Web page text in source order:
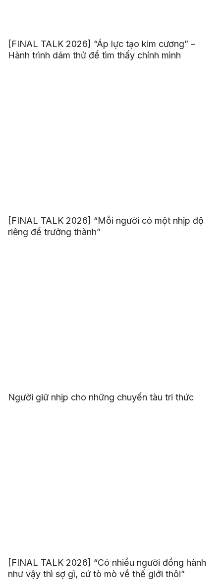
[FINAL TALK 2026] “Áp lực tạo kim cương” –
Hành trình dám thử để tìm thấy chính mình
[FINAL TALK 2026] “Mỗi người có một nhịp độ
riêng để trưởng thành”
Người giữ nhịp cho những chuyến tàu tri thức
[FINAL TALK 2026] “Có nhiều người đồng hành
như vậy thì sợ gì, cứ tò mò về thế giới thôi”